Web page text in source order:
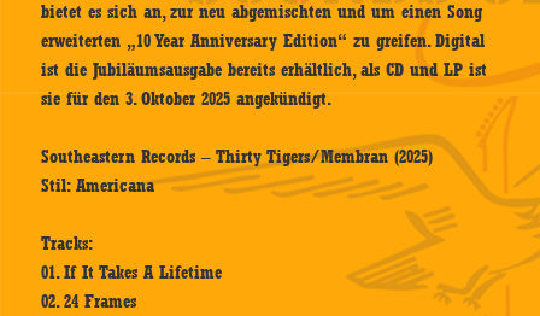
bietet es sich an, zur neu abgemischten und um einen Song
erweiterten „10 Year Anniversary Edition“ zu greifen. Digital
ist die Jubiläumsausgabe bereits erhältlich, als CD und LP ist
sie für den 3. Oktober 2025 angekündigt.
Southeastern Records – Thirty Tigers/Membran (2025)
Stil: Americana
Tracks:
01. If It Takes A Lifetime
02. 24 Frames